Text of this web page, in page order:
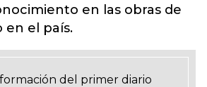
en las obras de
en el país.
del primer diario